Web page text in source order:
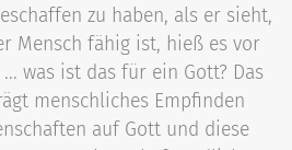
zu haben, als er sieht,
Mensch fähig ist, hieß es vor
was ist das für ein Gott? Das
menschliches Empfinden
auf Gott und diese